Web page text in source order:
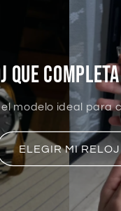
QUE
modelo ideal para
ELEGIR MI RELOJ